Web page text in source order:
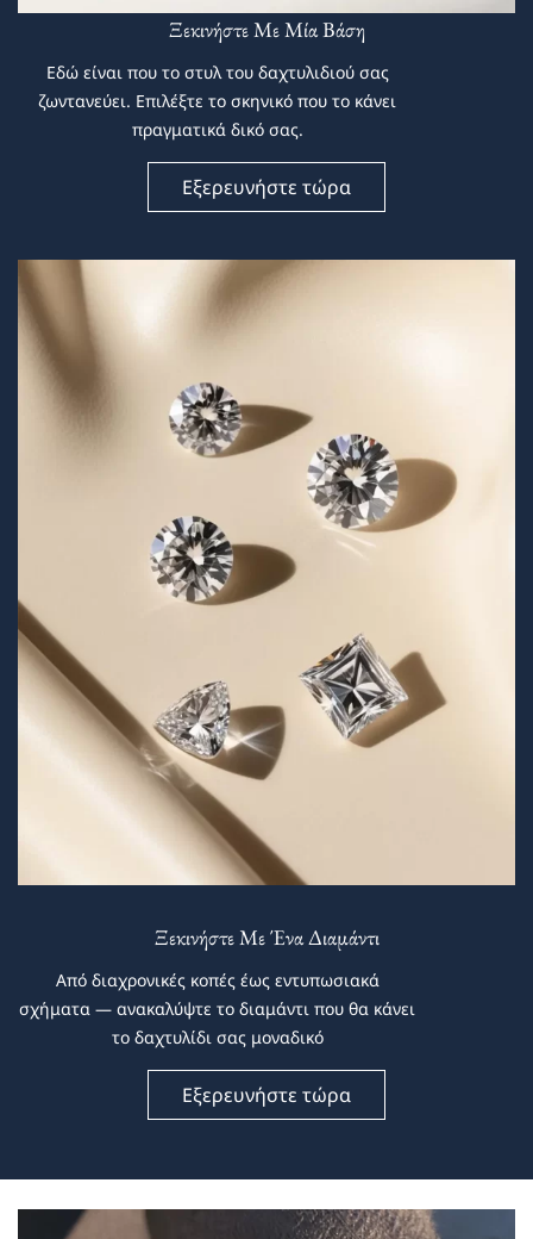
Ξεκινήστε Με Μία Βάση
Εδώ είναι που το στυλ του δαχτυλιδιού σας
ζωντανεύει. Επιλέξτε το σκηνικό που το κάνει
πραγματικά δικό σας.
Εξερευνήστε τώρα
Ξεκινήστε Με Ένα Διαμάντι
Από διαχρονικές κοπές έως εντυπωσιακά
σχήματα — ανακαλύψτε το διαμάντι που θα κάνει
το δαχτυλίδι σας μοναδικό
Εξερευνήστε τώρα